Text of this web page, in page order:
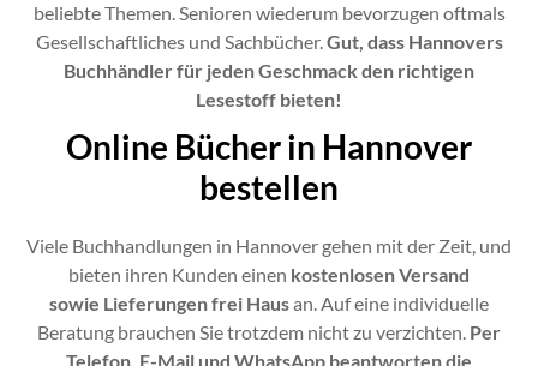
beliebte Themen. Senioren wiederum bevorzugen oftmals
Gesellschaftliches und Sachbücher.Gut, dass Hannovers
Buchhändler für jeden Geschmack den richtigen
Lesestoff bieten!
Online Bücher in Hannover
bestellen
Viele Buchhandlungen in Hannover gehen mit der Zeit, und
bieten ihren Kunden einen kostenlosen Versand
sowie Lieferungen frei Hausan. Auf eine individuelle
Beratung brauchen Sie trotzdem nicht zu verzichten. Per
Telefon, E-Mail und WhatsApp beantworten die